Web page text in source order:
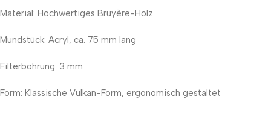
Material: Hochwertiges Bruyère-Holz
Mundstück: Acryl, ca. 75 mm lang
Filterbohrung: 3 mm
Form: Klassische Vulkan-Form, ergonomisch gestaltet